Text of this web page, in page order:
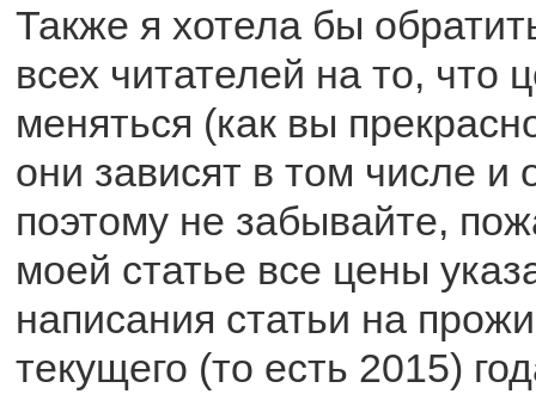
Также я хотела бы
всех читателей на то, что
меняться (как вы
они зависят в том числе и
поэтому не забывайте,
моей статье все цены
написания статьи на
текущего (то есть 2015)